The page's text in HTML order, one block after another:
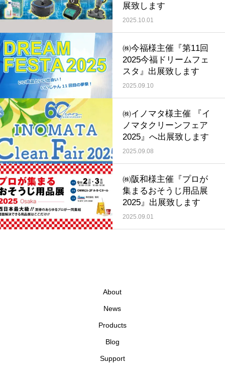
展致します
2025.10.01
㈱今福様主催『第11回
2025今福ドリームフェ
スタ』出展致します
2025.09.10
㈱イノマタ様主催 『イ
ノマタクリーンフェア
2025』へ出展致します
2025.09.08
㈱阪和様主催『プロが
集まるおそうじ用品展
2025』出展致します
2025.09.01
About
News
Products
Blog
Support